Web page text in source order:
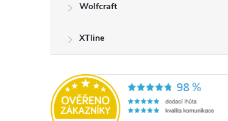
Wolfcraft
XTline